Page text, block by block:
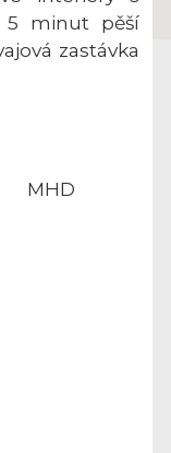
5 minut pěší
zastávka
MHD